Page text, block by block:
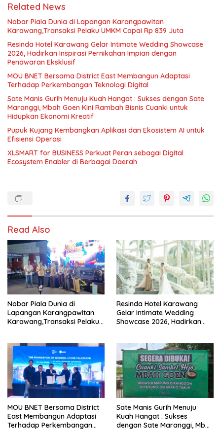
Related News
Nobar Piala Dunia di Lapangan Karangpawitan
Karawang,Transaksi Pelaku UMKM Capai Rp 839 Juta
Resinda Hotel Karawang Gelar Intimate Wedding Showcase
2026, Hadirkan Inspirasi Pernikahan Impian dengan
Penawaran Eksklusif
MOU BNET Bersama District East Membangun Adaptasi
Terhadap Perkembangan Teknologi Digital
Sate Manis Gurih Menuju Kuah Hangat : Sukses dengan Sate
Maranggi, Mbah Goen Kini Rambah Bisnis Cuanki untuk
Hidupkan Ekonomi Kreatif
Pupuk Kujang Kembangkan Aplikasi dan Ekosistem AI untuk
Efisiensi Operasi
XLSMART for BUSINESS Perkuat Peran sebagai Digital
Read Also
Nobar Piala Dunia di
Lapangan Karangpawitan
Karawang,Transaksi Pelaku
Resinda Hotel Karawang
Gelar Intimate Wedding
Showcase 2026, Hadirkan
MOU BNET Bersama District
East Membangun Adaptasi
Terhadap Perkembangan
Sate Manis Gurih Menuju
Kuah Hangat : Sukses
dengan Sate Maranggi, Mbah